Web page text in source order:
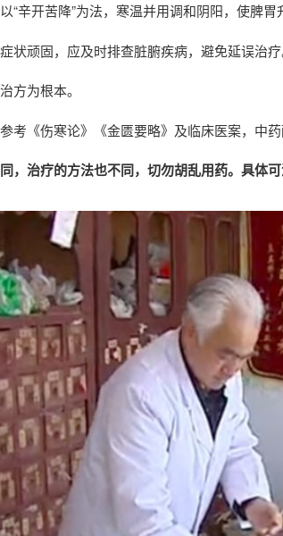
“辛开苦降”为法，寒温并用调和阴阳，使脾胃
状顽固，应及时排查脏腑疾病，避免延误治疗
方为根本。
考《伤寒论》《金匮要略》及临床医案，中药
，治疗的方法也不同，切勿胡乱用药。具体